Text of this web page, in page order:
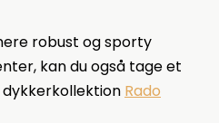
robust og sporty
kan du også tage et
Rado